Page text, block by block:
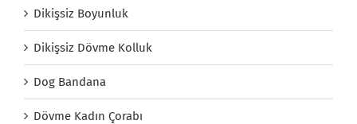
Dikişsiz Boyunluk
Dikişsiz Dövme Kolluk
Dog Bandana
Dövme Kadın Çorabı